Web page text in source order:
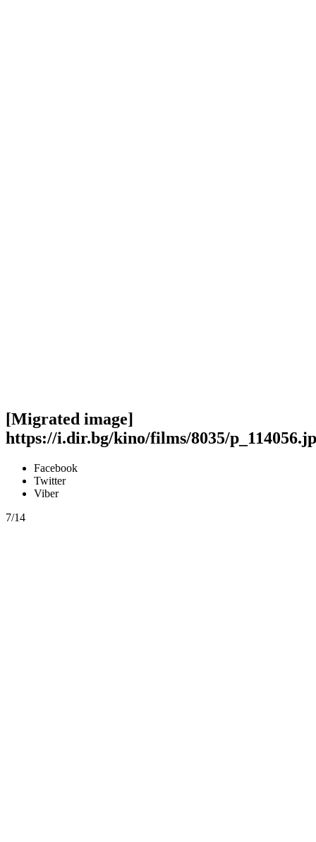
[Migrated image]
https://i.dir.bg/kino/films/8035/
Facebook
Twitter
Viber
7/14